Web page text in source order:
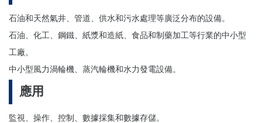
石油和天然氣井、管道、供水和污水處理等廣泛分布的設備。
石油、化工、鋼鐵、紙漿和造紙、食品和制藥加工等行業的中小型
工廠。
中小型風力渦輪機、蒸汽輪機和水力發電設備。
應用
監視、操作、控制、數據採集和數據存儲。